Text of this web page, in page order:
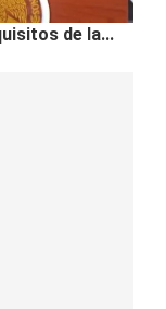
de la...